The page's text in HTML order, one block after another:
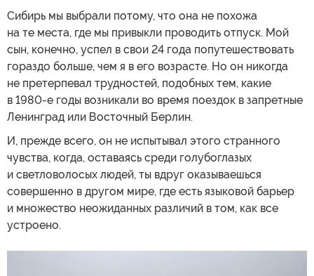
Сибирь мы выбрали потому, что она не похожа
на те места, где мы привыкли проводить отпуск. Мой
сын, конечно, успел в свои 24 года попутешествовать
гораздо больше, чем я в его возрасте. Но он никогда
не претерпевал трудностей, подобных тем, какие
в 1980-е годы возникали во время поездок в запретные
Ленинград или Восточный Берлин.
И, прежде всего, он не испытывал этого странного
чувства, когда, оставаясь среди голубоглазых
и светловолосых людей, ты вдруг оказываешься
совершенно в другом мире, где есть языковой барьер
и множество неожиданных различий в том, как все
устроено.